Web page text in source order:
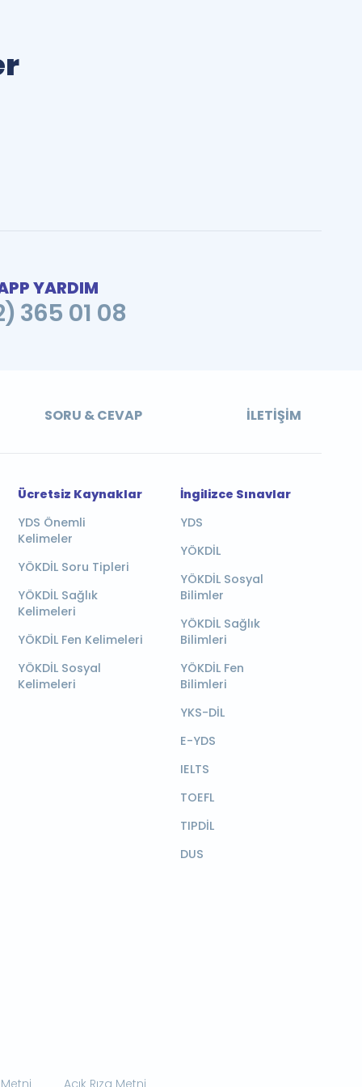
YARDIM
365 01 08
SORU & CEVAP İLETIŞIM
Ücretsiz Kaynaklar
YDS Önemli
Kelimeler
YÖKDİL Soru Tipleri
YÖKDİL Sağlık
Kelimeleri
YÖKDİL Fen Kelimeleri
YÖKDİL Sosyal
Kelimeleri
İngilizce Sınavlar
YDS
YÖKDİL
YÖKDİL Sosyal
Bilimler
YÖKDİL Sağlık
Bilimleri
YÖKDİL Fen
Bilimleri
YKS-DİL
E-YDS
IELTS
TOEFL
TIPDİL
DUS
Açık Rıza Metni